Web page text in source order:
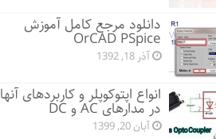
دانلود مرجع کامل آموزش
OrCAD PSpice
آذر 18, 1392
انواع اپتوکوپلر و کاربردهای آنها
در مدارهای AC و DC
آبان 20, 1399